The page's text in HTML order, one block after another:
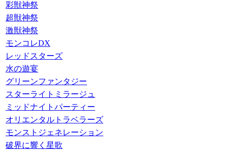
彩獣神祭
超獣神祭
激獣神祭
モンコレDX
レッドスターズ
水の遊宴
グリーンファンタジー
スターライトミラージュ
ミッドナイトパーティー
オリエンタルトラベラーズ
モンストジェネレーション
破界に響く星歌